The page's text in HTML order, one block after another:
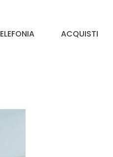
ACQUISTI